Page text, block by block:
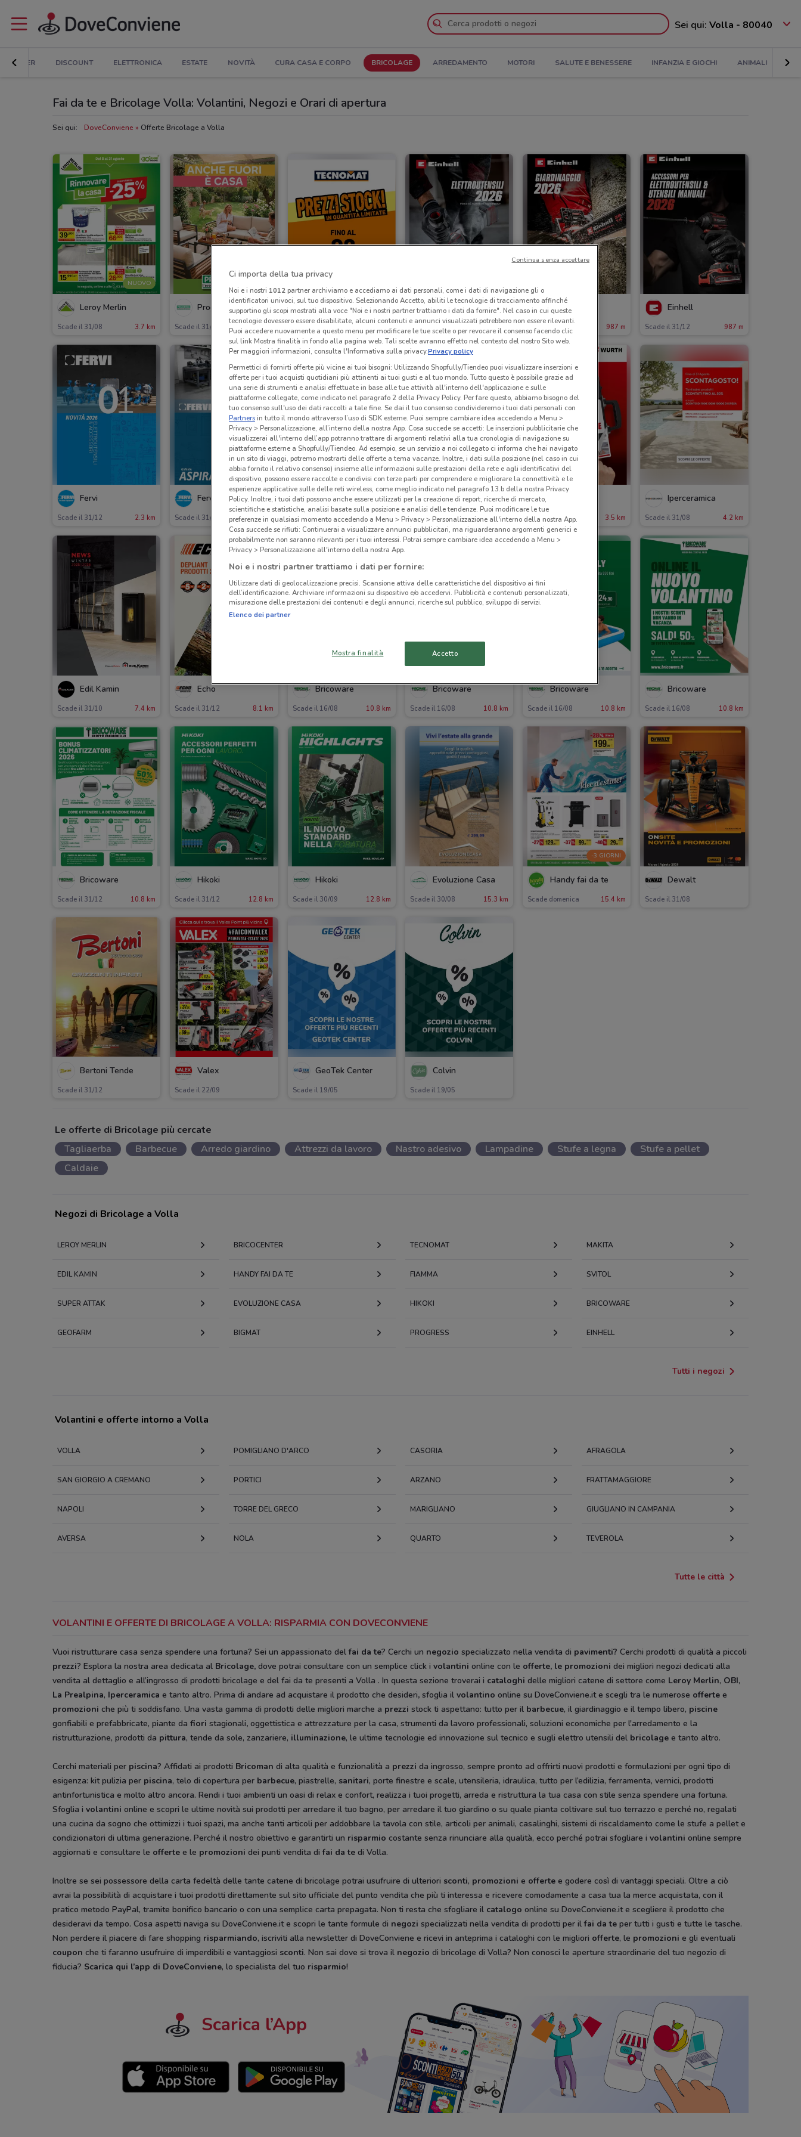
Sei qui: Volla - 80040
E SUPER DISCOUNT ELETTRONICA ESTATE NOVITÀ CURA CASA E CORPO BRICOLAGE ARREDAMENTO MOTORI SALUTE E BENESSERE INFANZIA E GIOCHI ANIMALI
Fai da te e Bricolage Volla: Volantini, Negozi e Orari di apertura
Sei qui: DoveConviene Offerte Bricolage a Volla
NUOVO
Leroy Merlin
Scade il 31/08 3.7 km
Progress
Scade il 31/08 15.6 km
Tecnomat
Scade il 26/08 18.1 km
Einhell
Scade il 31/12 987 m
Einhell
Scade il 31/12 987 m
Einhell
Scade il 31/12 987 m
Fervi
Scade il 31/12 2.3 km
Fervi
Scade il 31/12 2.3 km
Fervi
Scade il 31/12 2.3 km
Fiamma
Scade il 31/12 3.3 km Scade il 31/12 3.5 km
Iperceramica
Scade il 31/08 4.2 km
Edil Kamin
Scade il 31/10 7.4 km
Echo
Scade il 31/12 8.1 km
Bricoware
Scade il 16/08 10.8 km
Bricoware
Scade il 16/08 10.8 km
Bricoware
Scade il 16/08 10.8 km
Bricoware
Scade il 16/08 10.8 km
Bricoware
Scade il 31/12 10.8 km
Hikoki
Scade il 31/12 12.8 km
Hikoki
Scade il 30/09 12.8 km
Evoluzione Casa
Scade il 30/08 15.3 km
-3 GIORNI
Handy fai da te
Scade domenica 15.4 km
Dewalt
Scade il 31/08
Bertoni Tende
Scade il 31/12
Valex
Scade il 22/09
GeoTek Center
Scade il 19/05
Colvin
Scade il 19/05
Le offerte di Bricolage più cercate
Tagliaerba
Barbecue Arredo giardino Attrezzi da lavoro Nastro adesivo Lampadine Stufe a legna
Stufe a pellet
Caldaie
Negozi di Bricolage a Volla
LEROY MERLIN BRICOCENTER TECNOMAT MAKITA
EDIL KAMIN HANDY FAI DA TE FIAMMA SVITOL
SUPER ATTAK EVOLUZIONE CASA HIKOKI BRICOWARE
GEOFARM BIGMAT PROGRESS EINHELL
Tutti i negozi
Volantini e offerte intorno a Volla
VOLLA POMIGLIANO D'ARCO CASORIA AFRAGOLA
SAN GIORGIO A CREMANO PORTICI ARZANO FRATTAMAGGIORE
NAPOLI TORRE DEL GRECO MARIGLIANO GIUGLIANO IN CAMPANIA
AVERSA NOLA QUARTO TEVEROLA
Tutte le città
VOLANTINI E OFFERTE DI BRICOLAGE A VOLLA: RISPARMIA CON DOVECONVIENE
Vuoi ristrutturare casa senza spendere una fortuna? Sei un appassionato delfai da te? Cerchi un negozio specializzato nella vendita di pavimenti? Cerchi prodotti di qualità a piccoli
prezzi? Esplora la nostra area dedicata al Bricolage, dove potrai consultare con un semplice click i volantini online con le offerte, le promozioni dei migliori negozi dedicati alla
vendita al dettaglio e all’ingrosso di prodotti bricolage e del fai da te presenti a Volla . In questa sezione troverai i cataloghi delle migliori catene di settore come Leroy Merlin, OBI,
La Prealpina, Iperceramica e tanto altro. Prima di andare ad acquistare il prodotto che desideri, sfoglia il volantino online su DoveConviene.it e scegli tra le numerose offerte e
promozioni che più ti soddisfano. Una vasta gamma di prodotti delle migliori marche a prezzi stock ti aspettano: tutto per il barbecue, il giardinaggio e il tempo libero, piscine
gonfiabili e prefabbricate, piante da fiori stagionali, oggettistica e attrezzature per la casa, strumenti da lavoro professionali, soluzioni economiche per l'arredamento e la
ristrutturazione, prodotti da pittura, tende da sole, zanzariere, illuminazione, le ultime tecnologie ed innovazione sul tecnico e sugli elettro utensili del bricolage e tanto altro.
Cerchi materiali per piscina? Affidati ai prodotti Bricoman di alta qualità e funzionalità a prezzi da ingrosso, sempre pronto ad offrirti nuovi prodotti e formulazioni per ogni tipo di
esigenza: kit pulizia per piscina, telo di copertura per barbecue, piastrelle, sanitari, porte finestre e scale, utensileria, idraulica, tutto per l’edilizia, ferramenta, vernici, prodotti
antinfortunistica e molto altro ancora. Rendi i tuoi ambienti un oasi di relax e confort, realizza i tuoi progetti, arreda e ristruttura la tua casa con stile senza spendere una fortuna.
Sfoglia i volantini online e scopri le ultime novità sui prodotti per arredare il tuo bagno, per arredare il tuo giardino o su quale pianta coltivare sul tuo terrazzo e perché no, regalati
una cucina da sogno che ottimizzi i tuoi spazi, ma anche tanti articoli per addobbare la tavola con stile, articoli per animali, casalinghi, sistemi di riscaldamento come le stufe a pellet e
condizionatori di ultima generazione. Perché il nostro obiettivo e garantirti un risparmio costante senza rinunciare alla qualità, ecco perché potrai sfogliare i volantini online sempre
aggiornati e consultare le offerte e le promozioni dei punti vendita difai da te di Volla.
Inoltre se sei possessore della carta fedeltà delle tante catene di bricolage potrai usufruire di ulteriori sconti, promozioni e offerte e godere così di vantaggi speciali. Oltre a ciò
avrai la possibilità di acquistare i tuoi prodotti direttamente sul sito ufficiale del punto vendita che più ti interessa e ricevere comodamente a casa tua la merce acquistata, con il
pratico metodo PayPal, tramite bonifico bancario o con una semplice carta prepagata. Non ti resta che sfogliare il catalogo online su DoveConviene.it e scegliere il prodotto che
desideravi da tempo. Cosa aspetti naviga su DoveConviene.it e scopri le tante formule di negozi specializzati nella vendita di prodotti per ilfai da te per tutti i gusti e tutte le tasche.
Non perdere il piacere di fare shopping risparmiando, iscriviti alla newsletter di DoveConviene e ricevi in anteprima i cataloghi con le migliori offerte, le promozioni e gli eventuali
coupon che ti faranno usufruire di imperdibili e vantaggiosi sconti. Non sai dove si trova il negozio di bricolage di Volla? Non conosci le aperture straordinarie del tuo negozio di
fiducia? Scarica qui l’app di DoveConviene, lo specialista del tuo risparmio!
Scarica l’App
Ci importa della tua privacy
Noi e i nostri 1012partner archiviamo e accediamo ai dati personali, come i dati di navigazione gli o
identificatori univoci, sul tuo dispositivo. Selezionando Accetto, abiliti le tecnologie di tracciamento affinché
supportino gli scopi mostrati alla voce "Noi e i nostri partner trattiamo i dati da fornire". Nel caso in cui queste
tecnologie dovessero essere disabilitate, alcuni contenuti e annunci visualizzati potrebbero non essere rilevanti.
Puoi accedere nuovamente a questo menu per modificare le tue scelte o per revocare il consenso facendo clic
sul link Mostra finalità in fondo alla pagina web. Tali scelte avranno effetto nel contesto del nostro Sito web.
Per maggiori informazioni, consulta l'Informativa sulla privacy.Privacy policy
Permettici di fornirti offerte più vicine ai tuoi bisogni: Utilizzando Shopfully/Tiendeo puoi visualizzare inserzioni e
offerte per i tuoi acquisti quotidiani più attinenti ai tuoi gusti e al tuo mondo. Tutto questo è possibile grazie ad
una serie di strumenti e analisi effettuate in base alle tue attività all'interno dell'applicazione e sulle
piattaforme collegate, come indicato nel paragrafo 2 della Privacy Policy. Per fare questo, abbiamo bisogno del
tuo consenso sull'uso dei dati raccolti a tale fine. Se dai il tuo consenso condivideremo i tuoi dati personali con
Partnersin tutto il mondo attraverso l’uso di SDK esterne. Puoi sempre cambiare idea accedendo a Menu >
Privacy > Personalizzazione, all’interno della nostra App. Cosa succede se accetti: Le inserzioni pubblicitarie che
visualizzerai all'interno dell’app potranno trattare di argomenti relativi alla tua cronologia di navigazione su
piattaforme esterne a Shopfully/Tiendeo. Ad esempio, se un servizio a noi collegato ci informa che hai navigato
in un sito di viaggi, potremo mostrarti delle offerte a tema vacanze. Inoltre, i dati sulla posizione (nel caso in cui
abbia fornito il relativo consenso) insieme alle informazioni sulle prestazioni della rete e agli identificativi del
dispositivo, possono essere raccolte e condivisi con terze parti per comprendere e migliorare la connettività e le
esperienze applicative sulle delle reti wireless, come meglio indicato nel paragrafo 13.b della nostra Privacy
Policy. Inoltre, i tuoi dati possono anche essere utilizzati per la creazione di report, ricerche di mercato,
scientifiche e statistiche, analisi basate sulla posizione e analisi delle tendenze. Puoi modificare le tue
preferenze in qualsiasi momento accedendo a Menu > Privacy > Personalizzazione all'interno della nostra App.
Cosa succede se rifiuti: Continuerai a visualizzare annunci pubblicitari, ma riguarderanno argomenti generici e
probabilmente non saranno rilevanti per i tuoi interessi. Potrai sempre cambiare idea accedendo a Menu >
Privacy > Personalizzazione all'interno della nostra App.
Noi e i nostri partner trattiamo i dati per fornire:
Utilizzare dati di geolocalizzazione precisi. Scansione attiva delle caratteristiche del dispositivo ai fini
dell’identificazione. Archiviare informazioni su dispositivo e/o accedervi. Pubblicità e contenuti personalizzati,
misurazione delle prestazioni dei contenuti e degli annunci, ricerche sul pubblico, sviluppo di servizi.
Elenco dei partner
Mostra finalità Accetto
Continua senza accettare